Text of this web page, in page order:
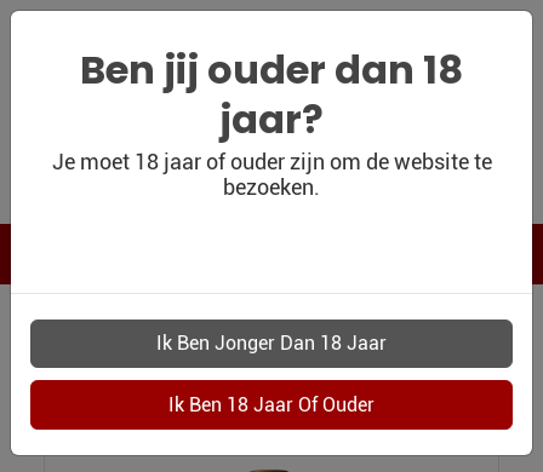
WIJNSHOP
WIJN BLOG
WIJN OUTLET
PERSOONLIJK-
WIJN-
KADOBON
Ben jij ouder dan 18
jaar?
Je moet 18 jaar of ouder zijn om de website te
bezoeken.
3094 FAMILLE PERRIN 2025 LUBERON AOC
Famille Perrin 2025 Lubéron AOC